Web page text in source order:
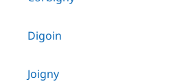
Digoin
Joigny